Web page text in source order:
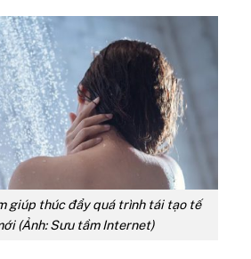
giúp thúc đẩy quá trình tái tạo tế
(Ảnh: Sưu tầm Internet)